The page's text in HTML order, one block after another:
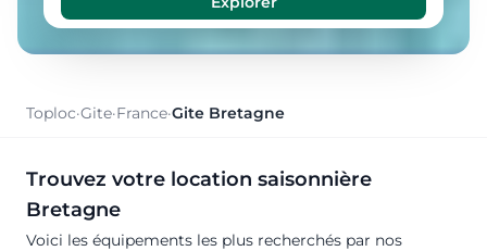
Toploc·Gite·France·Gite Bretagne
Trouvez votre location saisonnière
Bretagne
Voici les équipements les plus recherchés par nos